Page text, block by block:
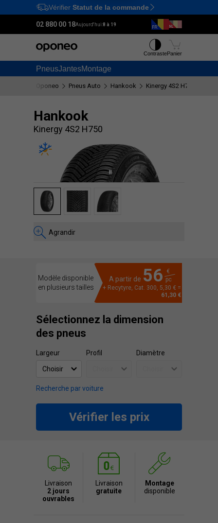
Ctrl M
Vérifier Statut de la commande
02 880 00 18Aujourd'hui:8 à 19
PneusJantesMontage
ContrastePanier
Oponeo Pneus Auto Hankook Kinergy 4S2 H750
Hankook
Kinergy 4S2 H750
Agrandir
Modèle disponible
en plusieurs tailles
A partir de 56
€
pc
+ Recytyre, Cat. 300, 5,30 € =
61,30 €
Sélectionnez la dimension
des pneus
Largeur Profil Diamètre
Recherche par voiture
Vérifier les prix
Livraison
2 jours
ouvrables
Livraison
gratuite
Montage
disponible